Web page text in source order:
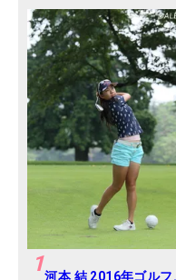
1河本 結 2016年ゴルフ